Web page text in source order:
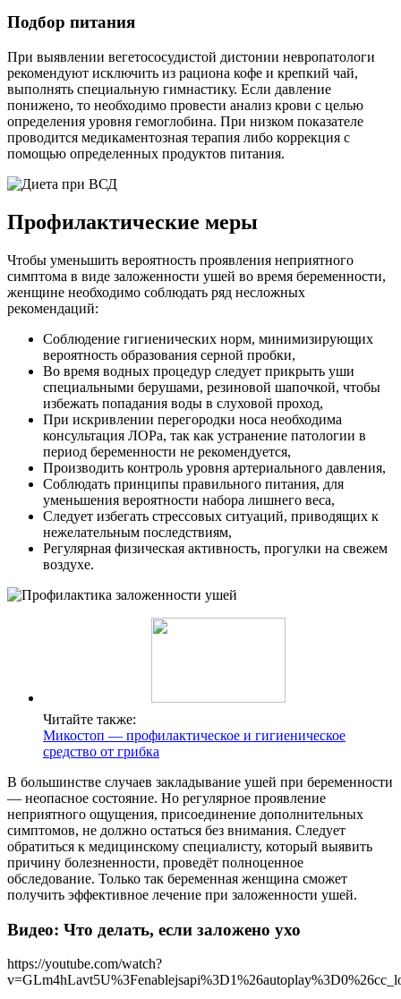
Подбор питания
При выявлении вегетососудистой дистонии невропатологи
рекомендуют исключить из рациона кофе и крепкий чай,
выполнять специальную гимнастику. Если давление
понижено, то необходимо провести анализ крови с целью
определения уровня гемоглобина. При низком показателе
проводится медикаментозная терапия либо коррекция с
помощью определенных продуктов питания.
Профилактические меры
Чтобы уменьшить вероятность проявления неприятного
симптома в виде заложенности ушей во время беременности,
женщине необходимо соблюдать ряд несложных
рекомендаций:
Соблюдение гигиенических норм, минимизирующих
вероятность образования серной пробки,
Во время водных процедур следует прикрыть уши
специальными берушами, резиновой шапочкой, чтобы
избежать попадания воды в слуховой проход,
При искривлении перегородки носа необходима
консультация ЛОРа, так как устранение патологии в
период беременности не рекомендуется,
Производить контроль уровня артериального давления,
Соблюдать принципы правильного питания, для
уменьшения вероятности набора лишнего веса,
Следует избегать стрессовых ситуаций, приводящих к
нежелательным последствиям,
Регулярная физическая активность, прогулки на свежем
воздухе.
Читайте также:
Микостоп — профилактическое и гигиеническое
средство от грибка
В большинстве случаев закладывание ушей при беременности
— неопасное состояние. Но регулярное проявление
неприятного ощущения, присоединение дополнительных
симптомов, не должно остаться без внимания. Следует
обратиться к медицинскому специалисту, который выявить
причину болезненности, проведёт полноценное
обследование. Только так беременная женщина сможет
получить эффективное лечение при заложенности ушей.
Видео: Что делать, если заложено ухо
https://youtube.com/watch?